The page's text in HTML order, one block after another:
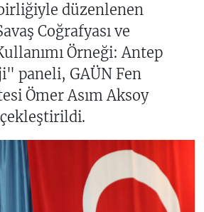
düzenlenen
Coğrafyası ve
Örneği: Antep
paneli, GAÜN Fen
Ömer Asım Aksoy